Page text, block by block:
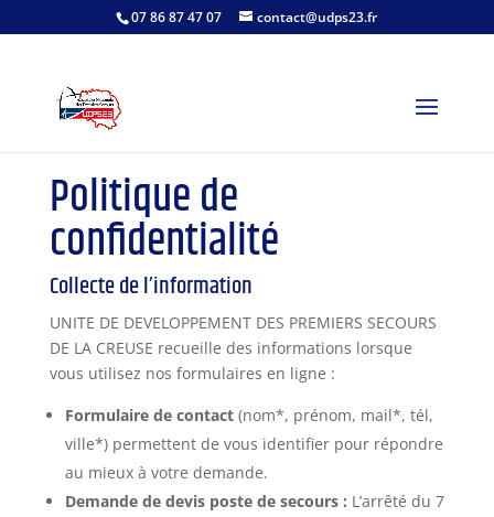
07 86 87 47 07 contact@udps23.fr
Politique de
confidentialité
Collecte de l’information
UNITE DE DEVELOPPEMENT DES PREMIERS SECOURS
DE LA CREUSE recueille des informations lorsque
vous utilisez nos formulaires en ligne :
Formulaire de contact(nom*, prénom, mail*, tél,
ville*) permettent de vous identifier pour répondre
au mieux à votre demande.
Demande de devis poste de secours : L’arrêté du 7